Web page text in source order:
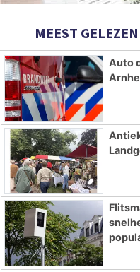
MEEST GELEZEN
Auto